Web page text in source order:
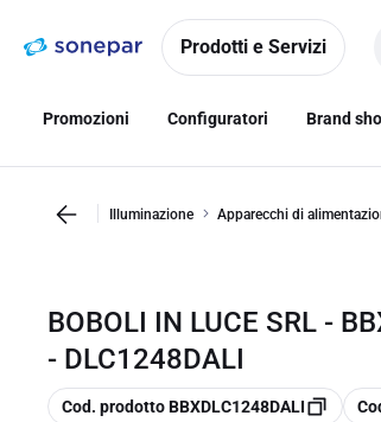
navigazionealla
Prodotti e Servizi
Promozioni Configuratori Brand
Illuminazione Apparecchi di
BOBOLI IN LUCE SRL -
- DLC1248DALI
copia
Cod. prodotto BBXDLC1248DALI